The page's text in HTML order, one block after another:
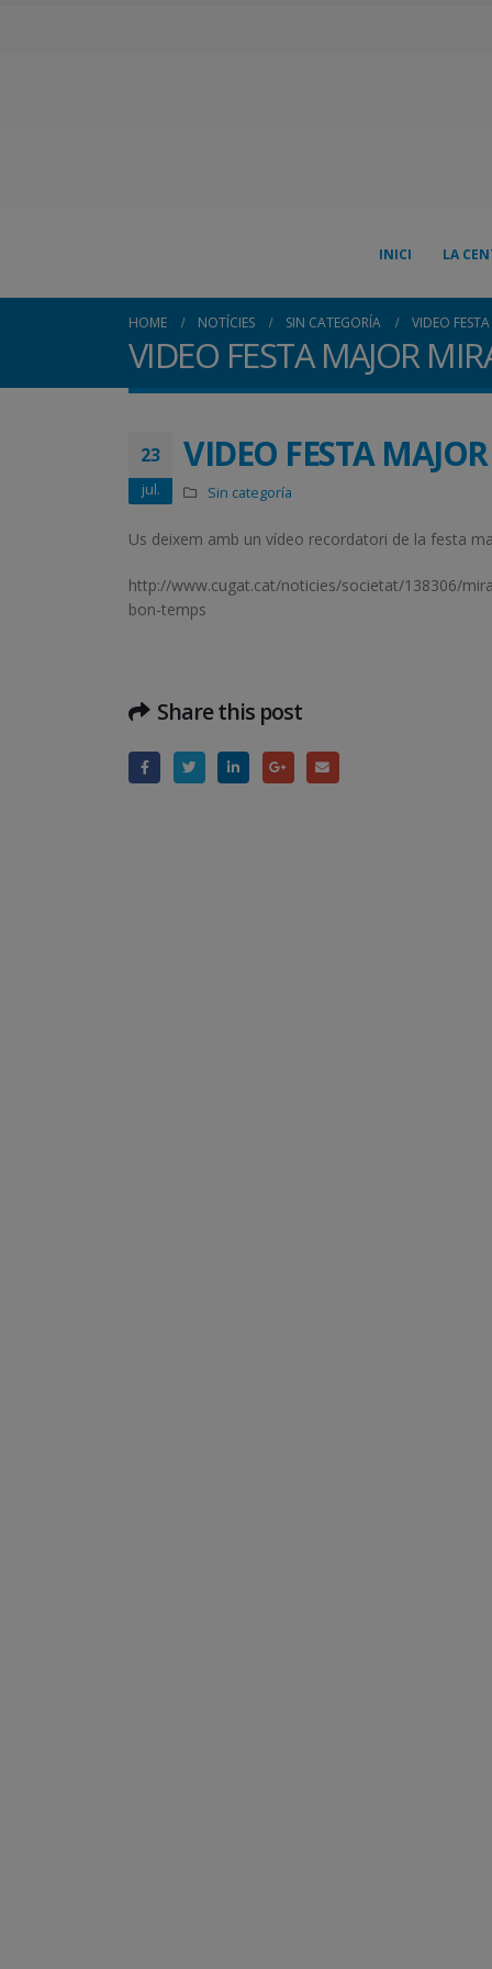
INICI LA
HOME NOTÍCIES SIN CATEGORÍA VIDEO
VIDEO FESTA MAJOR
23
jul.
VIDEO FESTA
Sin categoría
Us deixem amb un vídeo recordatori de la festa
http://www.cugat.cat/noticies/societat/138306/
bon-temps
Share this post